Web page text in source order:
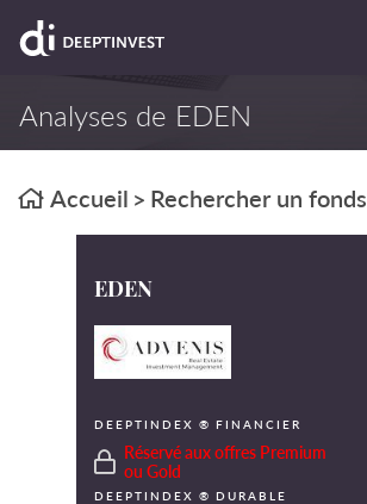
Analyses de EDEN
Accueil > Rechercher un fonds
EDEN
DEEPTINDEX ® FINANCIER
Réservé aux offres Premium
ou Gold
DEEPTINDEX ® DURABLE